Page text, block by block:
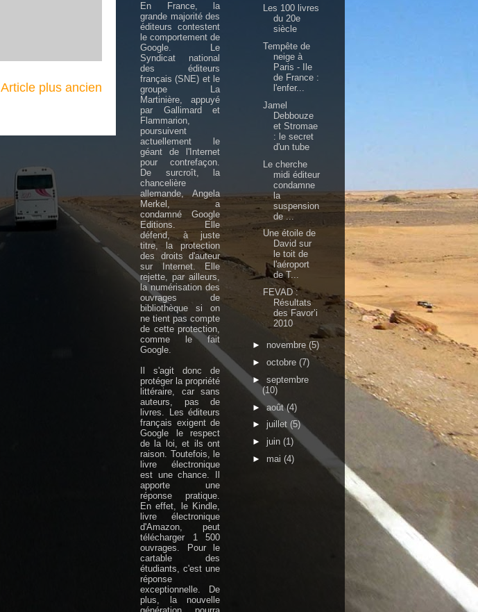
Article plus ancien
En France, la
grande majorité des
éditeurs contestent
le comportement de
Google. Le
Syndicat national
des éditeurs
français (SNE) et le
groupe La
Martinière, appuyé
par Gallimard et
Flammarion,
poursuivent
actuellement le
géant de l'Internet
pour contrefaçon.
De surcroît, la
chancelière
allemande, Angela
Merkel, a
condamné Google
Editions. Elle
défend, à juste
titre, la protection
des droits d'auteur
sur Internet. Elle
rejette, par ailleurs,
la numérisation des
ouvrages de
bibliothèque si on
ne tient pas compte
de cette protection,
comme le fait
Google.
Il s'agit donc de
protéger la propriété
littéraire, car sans
auteurs, pas de
livres. Les éditeurs
français exigent de
Google le respect
de la loi, et ils ont
raison. Toutefois, le
livre électronique
est une chance. Il
apporte une
réponse pratique.
En effet, le Kindle,
livre électronique
d'Amazon, peut
télécharger 1 500
ouvrages. Pour le
cartable des
étudiants, c'est une
réponse
exceptionnelle. De
plus, la nouvelle
Les 100 livres
du 20e
siècle
Tempête de
neige à
Paris - Ile
de France :
l'enfer...
Jamel
Debbouze
et Stromae
: le secret
d'un tube
Le cherche
midi éditeur
condamne
la
suspension
de ...
Une étoile de
David sur
le toit de
l'aéroport
de T...
FEVAD :
Résultats
des Favor’i
2010
► novembre (5)
► octobre (7)
► septembre
(10)
►août(4)
► juillet (5)
► juin (1)
► mai (4)